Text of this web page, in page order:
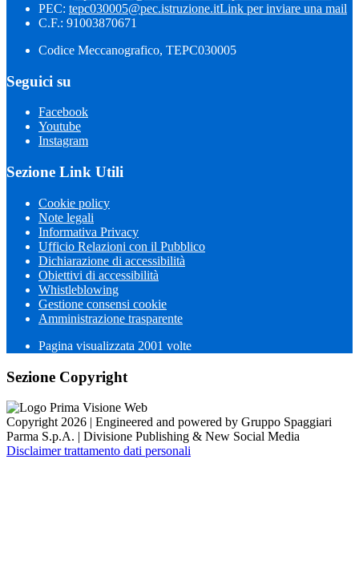
PEC: tepc030005@pec.istruzione.itLink per inviare una mail
C.F.: 91003870671
Codice Meccanografico, TEPC030005
Seguici su
Facebook
Youtube
Instagram
Sezione Link Utili
Cookie policy
Note legali
Informativa Privacy
Ufficio Relazioni con il Pubblico
Dichiarazione di accessibilità
Obiettivi di accessibilità
Whistleblowing
Gestione consensi cookie
Amministrazione trasparente
Pagina visualizzata 2001 volte
Sezione Copyright
Copyright 2026 | Engineered and powered by Gruppo Spaggiari
Parma S.p.A. | Divisione Publishing & New Social Media
Disclaimer trattamento dati personali